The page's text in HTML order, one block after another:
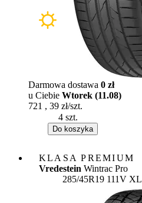
Dostępność:
Darmowa dostawa 0 zł
u Ciebie Wtorek (11.08)
721 , 39 zł/szt.
Do koszyka
KLASA PREMIUM
Vredestein Wintrac Pro
285/45R19 111V XL